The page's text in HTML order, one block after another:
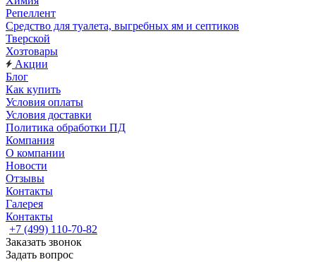
Репеллент
Средство для туалета, выгребных ям и септиков
Тверской
Хозтовары
Акции
Блог
Как купить
Условия оплаты
Условия доставки
Политика обработки ПД
Компания
О компании
Новости
Отзывы
Контакты
Галерея
Контакты
+7 (499) 110-70-82
Заказать звонок
Задать вопрос